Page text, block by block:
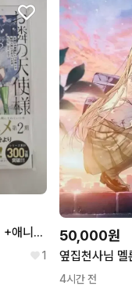
옆집 천사님 원서 3권 +애니메이트특전
1
50,000원
4시간 전